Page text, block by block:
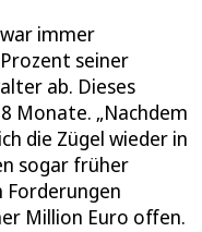
immer
seiner
ab. Dieses
Monate. „Nachdem
die Zügel wieder in
sogar früher
Forderungen
Million Euro offen.